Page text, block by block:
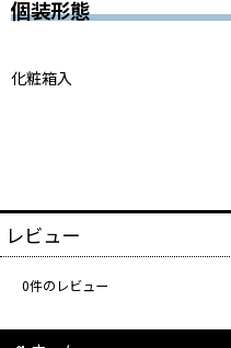
個装形態
化粧箱入
レビュー
0件のレビュー